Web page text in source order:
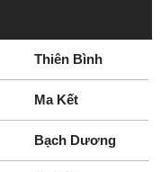
Thiên Bình
Ma Kết
Bạch Dương